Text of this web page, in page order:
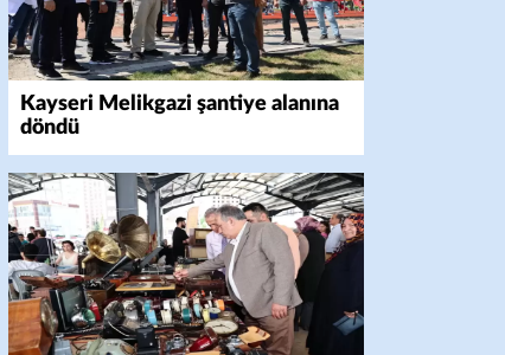
Kayseri Melikgazi şantiye alanına
döndü